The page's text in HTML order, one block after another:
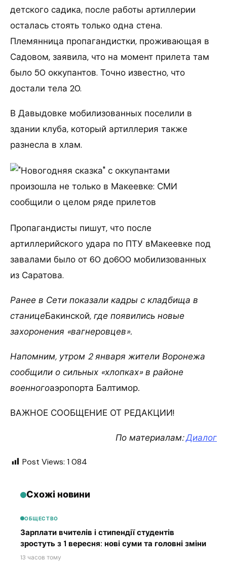
детского садика, после работы артиллерии
осталась стоять только одна стена.
Племянница пропагандистки, проживающая в
Садовом, заявила, что на момент прилета там
было 50 оккупантов. Точно известно, что
достали тела 20.
В Давыдовке мобилизованных поселили в
здании клуба, который артиллерия также
разнесла в хлам.
Пропагандисты пишут, что после
артиллерийского удара по ПТУ вМакеевке под
завалами было от 60 до600 мобилизованных
из Саратова.
Ранее в Сети показали кадры с кладбища в
станицеБакинской, где появились новые
захоронения «вагнеровцев».
Напомним, утром 2 января жители Воронежа
сообщили о сильных «хлопках» в районе
военногоаэропорта Балтимор.
ВАЖНОЕ СООБЩЕНИЕ ОТ РЕДАКЦИИ!
По материалам:Диалог
Post Views: 1 084
Схожі новини
ОБЩЕСТВО
Зарплати вчителів і стипендії студентів
зростуть з 1 вересня: нові суми та головні зміни
13 часов тому